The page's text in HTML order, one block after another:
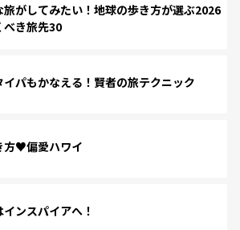
旅がしてみたい！地球の歩き方が選ぶ2026
べき旅先30
イパもかなえる！賢者の旅テクニック
方♥偏愛ハワイ
ンスパイアへ！